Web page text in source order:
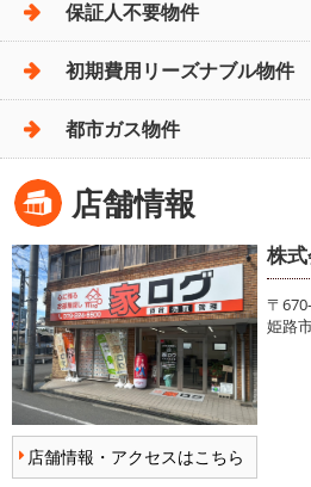
保証人不要物件
初期費用リーズナブル物件
都市ガス物件
店舗情報
店舗情報・アクセスはこちら
株
〒
姫路